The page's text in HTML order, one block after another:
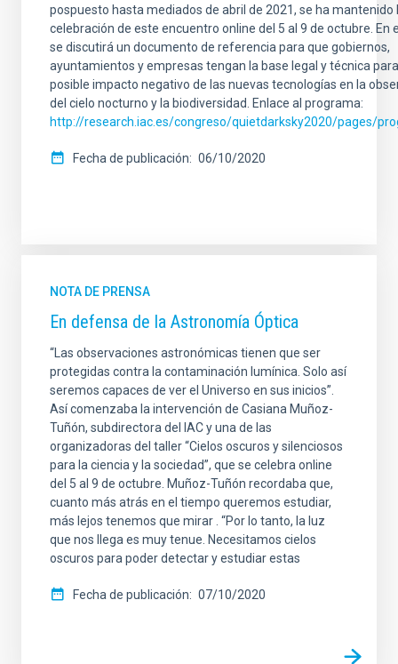
pospuesto hasta mediados de abril de 2021, se ha mantenido
celebración de este encuentro online del 5 al 9 de octubre. En
se discutirá un documento de referencia para que gobiernos,
ayuntamientos y empresas tengan la base legal y técnica
posible impacto negativo de las nuevas tecnologías en la
del cielo nocturno y la biodiversidad. Enlace al programa:
http://research.iac.es/congreso/quietdarksky2020/pages/
Fecha de publicación 06/10/2020
NOTA DE PRENSA
En defensa de la Astronomía Óptica
“Las observaciones astronómicas tienen que ser
protegidas contra la contaminación lumínica. Solo así
seremos capaces de ver el Universo en sus inicios”.
Así comenzaba la intervención de Casiana Muñoz-
Tuñón, subdirectora del IAC y una de las
organizadoras del taller “Cielos oscuros y silenciosos
para la ciencia y la sociedad”, que se celebra online
del 5 al 9 de octubre. Muñoz-Tuñón recordaba que,
cuanto más atrás en el tiempo queremos estudiar,
más lejos tenemos que mirar . “Por lo tanto, la luz
que nos llega es muy tenue. Necesitamos cielos
oscuros para poder detectar y estudiar estas
Fecha de publicación 07/10/2020